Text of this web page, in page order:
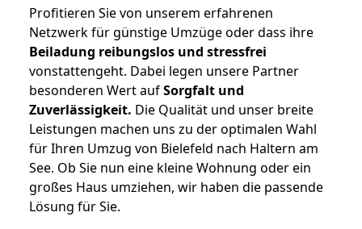
Profitieren Sie von unserem erfahrenen
Netzwerk für günstige Umzüge oder dass ihre
Beiladung reibungslos und stressfrei
vonstattengeht. Dabei legen unsere Partner
besonderen Wert aufSorgfalt und
Zuverlässigkeit. Die Qualität und unser breite
Leistungen machen uns zu der optimalen Wahl
für Ihren Umzug von Bielefeld nach Haltern am
See. Ob Sie nun eine kleine Wohnung oder ein
großes Haus umziehen, wir haben die passende
Lösung für Sie.